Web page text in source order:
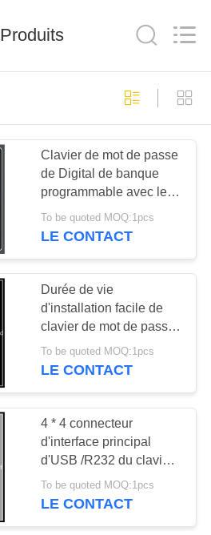
Produits
Clavier de mot de passe
de Digital de banque
programmable avec le
type de touches fonction
14 de voix
To be quoted MOQ:1pcs
LE CONTACT
Durée de vie
d'installation facile de
clavier de mot de passe
en métal de circuit de
carte PCB longue
To be quoted MOQ:1pcs
LE CONTACT
4 * 4 connecteur
d'interface principal
d'USB /R232 du clavier
d'ordinateur de Matrix 16
en plastique industriels
To be quoted MOQ:1pcs
LE CONTACT